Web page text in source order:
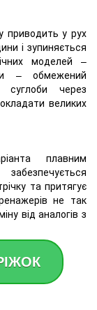
приводить у рух
і зупиняється
моделей –
– обмежений
суглоби через
великих
плавним
та притягує
не так
від аналогів з